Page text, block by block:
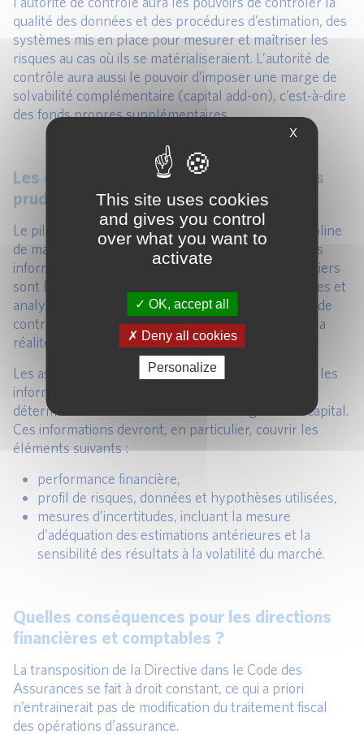
qualité des données et des procédures d’estimation, des
systèmes mis en place pour mesurer et maîtriser les
risques au cas où ils se matérialiseraient. L’autorité de
contrôle aura aussi le pouvoir d’imposer une marge de
solvabilité complémentaire (capital add-on), c’est-à-dire
des fonds propres supplémentaires.
Les exigences en matière d’informations
prudentielles et de publication
Le pilier 3 de Solvabilité 2 vise à instaurer une discipline
de marché. Il traite notamment de la publication des
informations sur lesquelles les deux précédents piliers
sont basés et qui permettront au public (actionnaires et
analystes financiers, par exemple) et aux autorités de
contrôle de juger si l’analyse effectuée est fidèle à la
réalité.
Les assureurs et réassureurs auront donc à fournir les
informations clés (vérifiables) nécessaires à la
détermination et au contrôle de leur exigence de capital.
Ces informations devront, en particulier, couvrir les
éléments suivants :
performance financière,
profil de risques, données et hypothèses utilisées,
mesures d’incertitudes, incluant la mesure
d’adéquation des estimations antérieures et la
sensibilité des résultats à la volatilité du marché.
Quelles conséquences pour les directions
financières et comptables ?
La transposition de la Directive dans le Code des
Assurances se fait à droit constant, ce qui a priori
n’entrainerait pas de modification du traitement fiscal
des opérations d’assurance.
X
This site uses cookies
and gives you control
over what you want to
activate
OK, accept all
Deny all cookies
Personalize